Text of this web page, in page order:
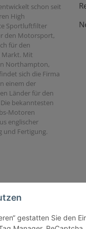
gestatten Sie den
schon seit
High
Sportluftfilter
den Motorsport,
für den
Markt. Mit
Northampton,
sich die Firma
einem der
Länder für den
bekanntesten
Motoren
englischer
und Fertigung.